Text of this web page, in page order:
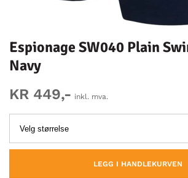
Espionage SW040 Plain
Navy
KR 449,- inkl. mva.
LEGG I HANDLEKURVEN